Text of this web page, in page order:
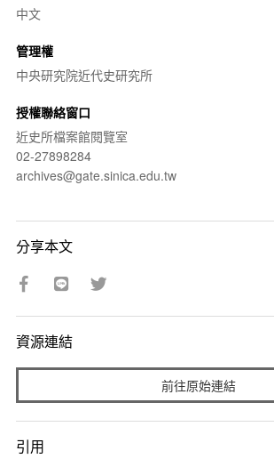
中文
管理權
中央研究院近代史研究所
授權聯絡窗口
近史所檔案館閱覽室
02-27898284
archives@gate.sinica.edu.tw
分享本文
資源連結
前往原始連結
引用